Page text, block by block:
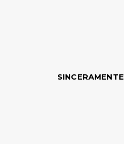
SINCERAMENTE